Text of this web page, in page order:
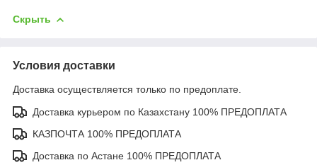
Скрыть
Условия доставки
Доставка осуществляется только по предоплате.
Доставка курьером по Казахстану 100% ПРЕДОПЛАТА
КАЗПОЧТА 100% ПРЕДОПЛАТА
Доставка по Астане 100% ПРЕДОПЛАТА